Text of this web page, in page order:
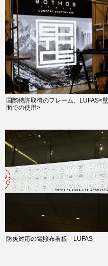
国際特許取得のフレーム、LUFAS<壁
面での使用>
防炎対応の電照布看板「LUFAS」